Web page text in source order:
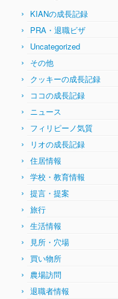
KIANの成長記録
PRA・退職ビザ
Uncategorized
その他
クッキーの成長記録
ココの成長記録
ニュース
フィリピーノ気質
リオの成長記録
住居情報
学校・教育情報
提言・提案
旅行
生活情報
見所・穴場
買い物所
農場訪問
退職者情報